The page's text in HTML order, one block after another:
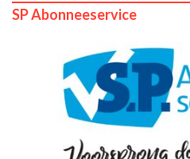
SP Abonneeservice